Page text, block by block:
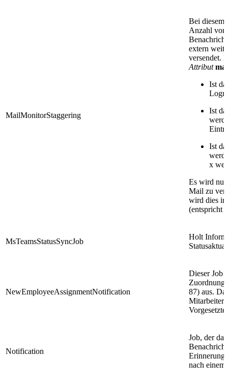
MailMonitorStaggering
Bei diesem
Anzahl von
extern
versendet.
Attribut
Ist
Ist
Ist
x
Es wird nur
Mail zu
wird dies
(entspricht
MsTeamsStatusSyncJob
Holt
NewEmployeeAssignmentNotification
Dieser Job
Zuordnung
87) aus.
Notification
Job, der
nach